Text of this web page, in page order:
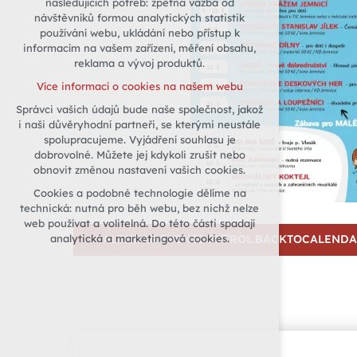
udržení kontextu stránek (session):
případná přihlášení, volby jazyka, apod.
Volitelná cookies
vyhodnocení návštěvnosti
marketingová cookies (Google)
Více informací o cookies na našem webu
Odmítnout vše
následujících potřeb: zpětná vazba od
návštěvníků formou analytických statistik
používání webu, ukládání nebo přístup k
informacím na vašem zařízení, měření obsahu,
reklama a vývoj produktů.
Více informací o cookies na našem webu
Správci vašich údajů bude naše společnost, jakož
i naši důvěryhodní partneři, se kterými neustále
spolupracujeme. Vyjádření souhlasu je
dobrovolné. Můžete jej kdykoli zrušit nebo
obnovit změnou nastavení vašich cookies.
Cookies a podobné technologie dělíme na
technická: nutná pro běh webu, bez nichž nelze
web používat a volitelná. Do této části spadají
analytická a marketingová cookies.